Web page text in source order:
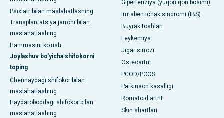
Psixiatr bilan maslahatlashing
Transplantatsiya jarrohi bilan
maslahatlashing
Hammasini ko'rish
Joylashuv bo'yicha shifokorni
toping
Chennaydagi shifokor bilan
maslahatlashing
Haydaroboddagi shifokor bilan
maslahatlashing
Gipertenziya (yuqori qon bosimi)
Irritaben ichak sindromi (IBS)
Buyrak toshlari
Leykemiya
Jigar sirrozi
Osteoartrit
PCOD/PCOS
Parkinson kasalligi
Romatoid artrit
Skin shartlari